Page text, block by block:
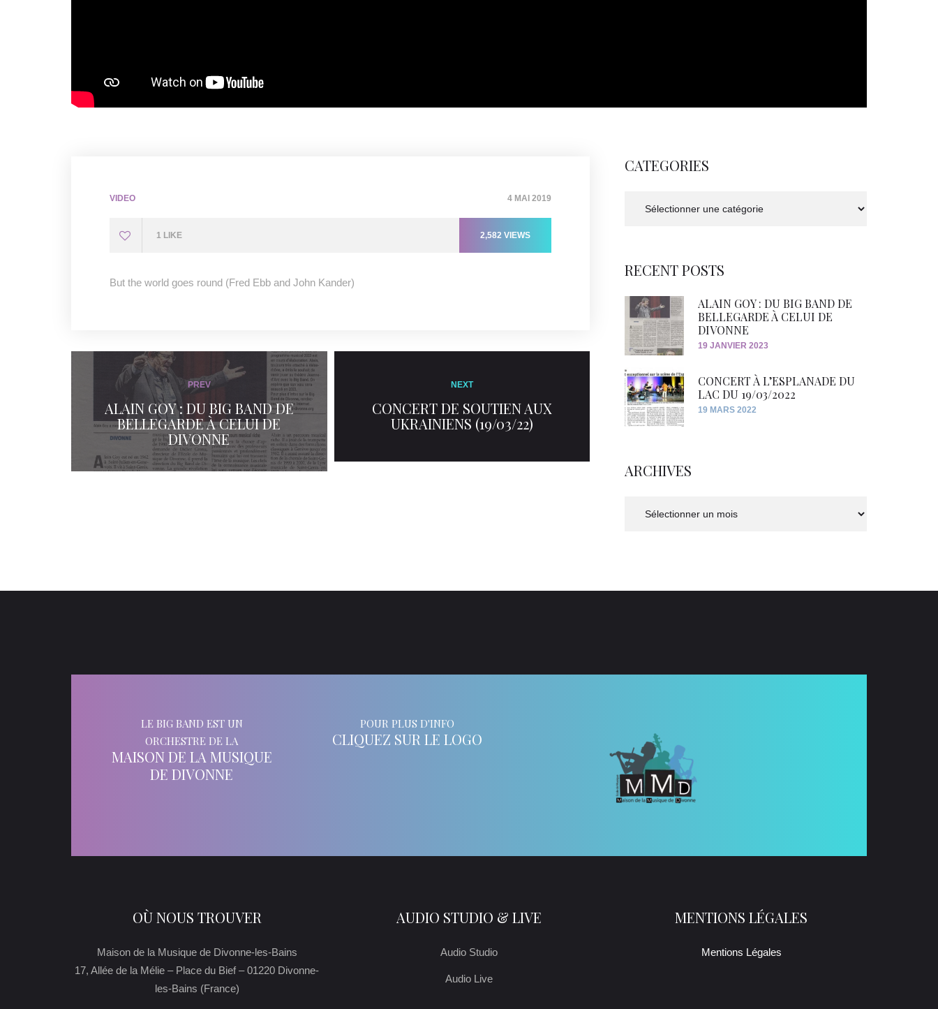
VIDEO 4 MAI 2019
1 LIKE 2,582 VIEWS
But the world goes round (Fred Ebb and John Kander)
PREV
ALAIN GOY : DU BIG BAND DE
BELLEGARDE À CELUI DE
DIVONNE
NEXT
CONCERT DE SOUTIEN AUX
UKRAINIENS (19/03/22)
CATEGORIES
RECENT POSTS
ALAIN GOY : DU BIG BAND DE
BELLEGARDE À CELUI DE
DIVONNE
19 JANVIER 2023
CONCERT À L’ESPLANADE DU
LAC DU 19/03/2022
19 MARS 2022
ARCHIVES
LE BIG BAND EST UN
ORCHESTRE DE LA
MAISON DE LA MUSIQUE
DE DIVONNE
POUR PLUS D'INFO
CLIQUEZ SUR LE LOGO
OÙ NOUS TROUVER
Maison de la Musique de Divonne-les-Bains
17, Allée de la Mélie – Place du Bief – 01220 Divonne-
les-Bains (France)
AUDIO STUDIO & LIVE
Audio Studio
Audio Live
MENTIONS LÉGALES
Mentions Légales